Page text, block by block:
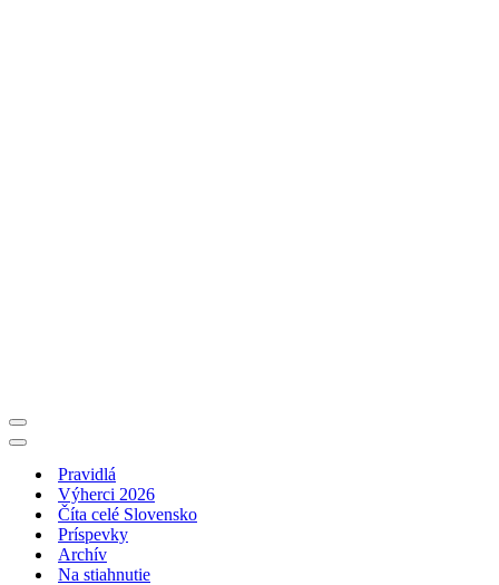
Menu
navigácie
Menu
navigáciePravidlá
Výherci 2026
Číta celé Slovensko
Príspevky
Archív
Na stiahnutie